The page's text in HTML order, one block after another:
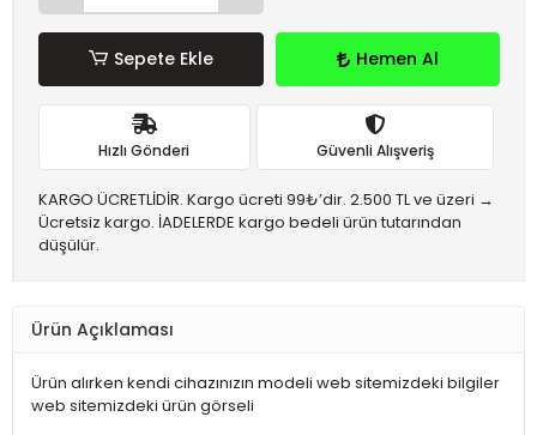
Sepete Ekle Hemen Al
Hızlı Gönderi Güvenli Alışveriş
KARGO ÜCRETLİDİR. Kargo ücreti 99₺’dir. 2.500 TL ve üzeri →
Ücretsiz kargo. İADELERDE kargo bedeli ürün tutarından
düşülür.
Ürün Açıklaması
Ürün alırken kendi cihazınızın modeli web sitemizdeki bilgiler
web sitemizdeki ürün görseli